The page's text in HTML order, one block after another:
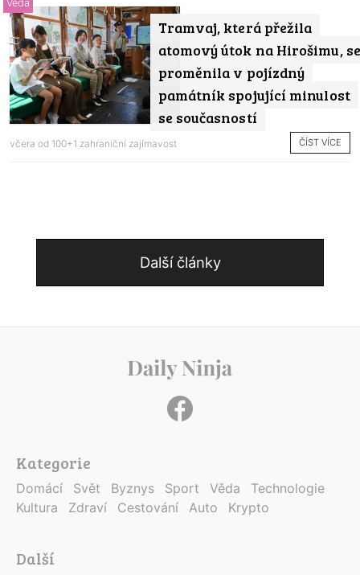
Tramvaj, která přežila
atomový útok na Hirošimu, se
proměnila v pojízdný
památník spojující minulost
se současností
Věda
včera od 100+1 zahraniční zajímavost ČÍST VÍCE
Další články
Kategorie
Domácí Svět Byznys Sport Věda
Technologie
Kultura
Zdraví Cestování Auto Krypto
Další